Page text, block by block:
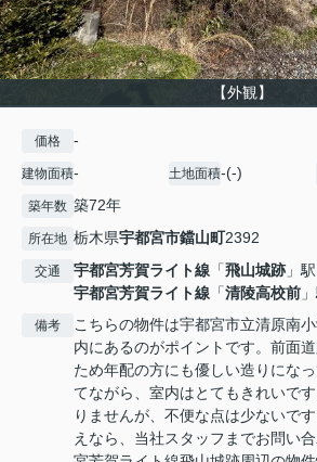
【外観】
価格 -
建物面積- 土地面積-(-)
築年数 築72年
所在地 栃木県宇都宮市鐺山町2392
交通 宇都宮芳賀ライト線 「飛山城跡 」
宇都宮芳賀ライト線 「清陵高校前
備考
こちらの物件は宇都宮市立清原南
内にあるのがポイントです。前面
ため年配の方にも優しい造りにな
てながら、室内はとてもきれいで
りませんが、不便な点は少ないで
えなら、当社スタッフまでお問い